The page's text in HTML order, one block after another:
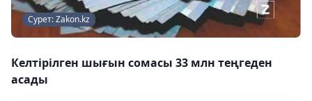
Сурет: Zakon.kz
Келтірілген шығын сомасы 33 млн теңгеден
асады